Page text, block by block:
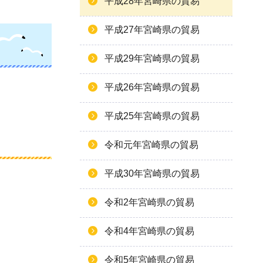
平成27年宮崎県の貿易
平成29年宮崎県の貿易
平成26年宮崎県の貿易
平成25年宮崎県の貿易
令和元年宮崎県の貿易
平成30年宮崎県の貿易
令和2年宮崎県の貿易
令和4年宮崎県の貿易
令和5年宮崎県の貿易